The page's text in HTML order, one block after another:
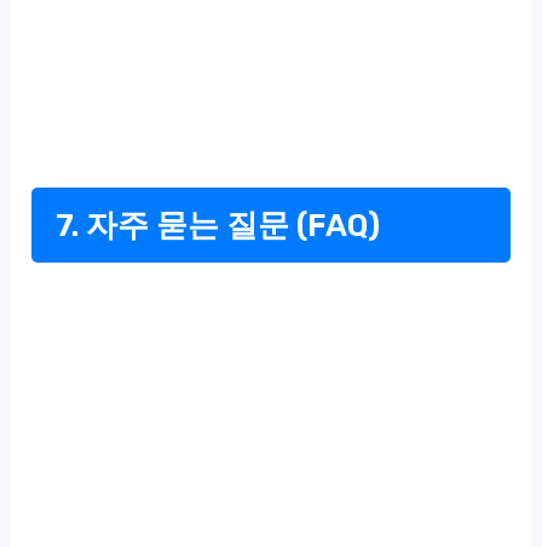
7. 자주 묻는 질문 (FAQ)